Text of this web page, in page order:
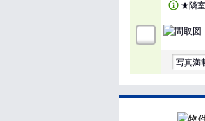
★隣室
写真満